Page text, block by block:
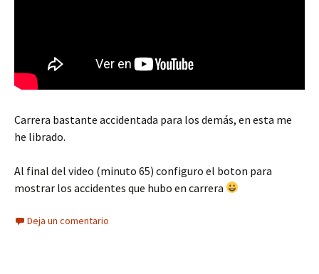
Carrera bastante accidentada para los demás, en esta me
he librado.
Al final del video (minuto 65) configuro el boton para
mostrar los accidentes que hubo en carrera
Deja un comentario